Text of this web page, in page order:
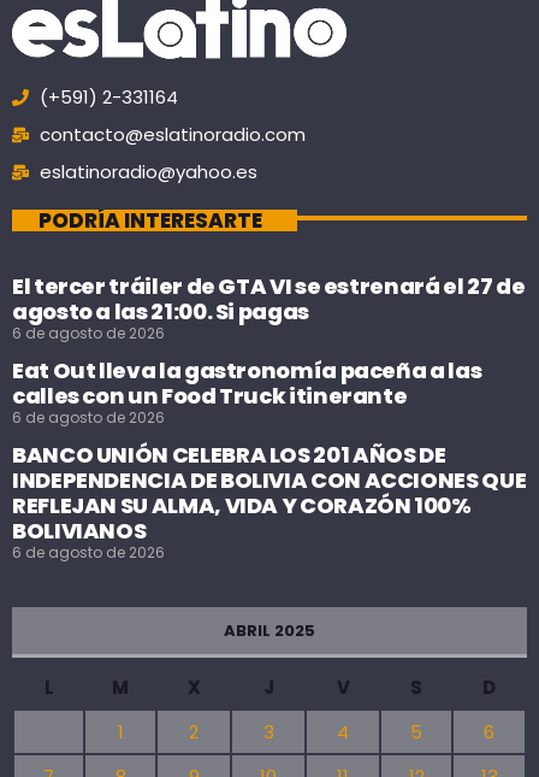
(+591) 2-331164
contacto@eslatinoradio.com
eslatinoradio@yahoo.es
PODRÍA INTERESARTE
El tercer tráiler de GTA VI se estrenará el 27 de
agosto a las 21:00. Si pagas
6 de agosto de 2026
Eat Out lleva la gastronomía paceña a las
calles con un Food Truck itinerante
6 de agosto de 2026
BANCO UNIÓN CELEBRA LOS 201 AÑOS DE
INDEPENDENCIA DE BOLIVIA CON ACCIONES QUE
REFLEJAN SU ALMA, VIDA Y CORAZÓN 100%
BOLIVIANOS
6 de agosto de 2026
ABRIL 2025
L M X J V S
D
1
2 3 4 5
6